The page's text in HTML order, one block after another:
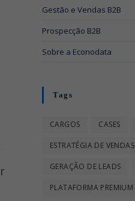
Gestão e Vendas B2B
Prospecção B2B
Sobre a Econodata
Tags
CARGOS CASES
ESTRATÉGIA DE VENDAS
GERAÇÃO DE LEADS
PLATAFORMA PREMIUM